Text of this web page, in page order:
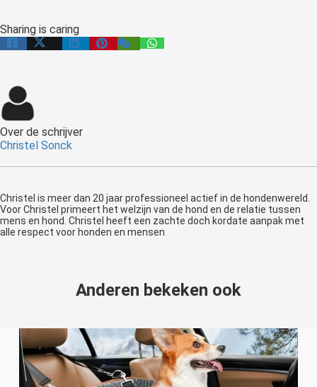
Sharing is caring
Over de schrijver
Christel Sonck
Christel is meer dan 20 jaar professioneel actief in de hondenwereld.
Voor Christel primeert het welzijn van de hond en de relatie tussen
mens en hond. Christel heeft een zachte doch kordate aanpak met
alle respect voor honden en mensen
Anderen bekeken ook